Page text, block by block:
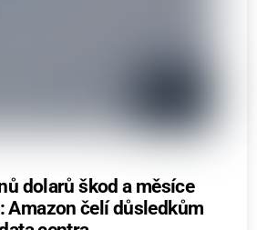
dolarů škod a měsíce
Amazon čelí důsledkům